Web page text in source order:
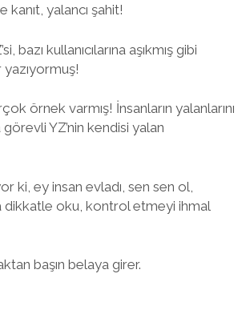
kanıt, yalancı şahit!
bazı kullanıcılarına aşıkmış gibi
örnek varmış! İnsanların yalanlarını
YZ’nin kendisi yalan
ki, ey insan evladı, sen sen ol,
dikkatle oku, kontrol etmeyi ihmal
başın belaya girer.